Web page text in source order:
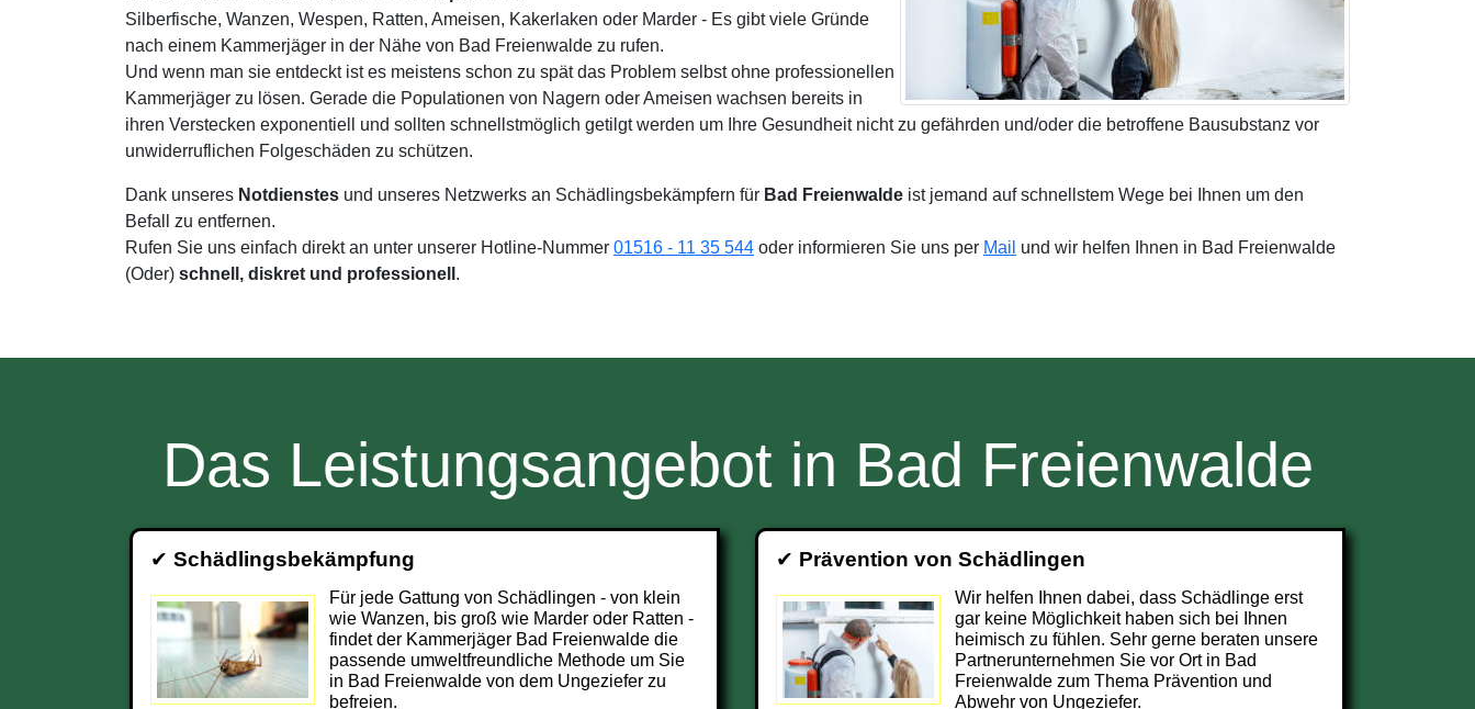
Silberfische, Wanzen, Wespen, Ratten, Ameisen, Kakerlaken oder Marder - Es gibt viele Gründe
nach einem Kammerjäger in der Nähe von Bad Freienwalde zu rufen.
Und wenn man sie entdeckt ist es meistens schon zu spät das Problem selbst ohne professionellen
Kammerjäger zu lösen. Gerade die Populationen von Nagern oder Ameisen wachsen bereits in
ihren Verstecken exponentiell und sollten schnellstmöglich getilgt werden um Ihre Gesundheit nicht zu gefährden und/oder die betroffene Bausubstanz vor
unwiderruflichen Folgeschäden zu schützen.
Dank unseres Notdienstes und unseres Netzwerks an Schädlingsbekämpfern für Bad Freienwalde ist jemand auf schnellstem Wege bei Ihnen um den
Befall zu entfernen.
Rufen Sie uns einfach direkt an unter unserer Hotline-Nummer 01516 - 11 35 544 oder informieren Sie uns per Mail und wir helfen Ihnen in Bad Freienwalde
(Oder) schnell, diskret und professionell .
Das Leistungsangebot in Bad Freienwalde
✔ Schädlingsbekämpfung
Für jede Gattung von Schädlingen - von klein
wie Wanzen, bis groß wie Marder oder Ratten -
findet der Kammerjäger Bad Freienwalde die
passende umweltfreundliche Methode um Sie
in Bad Freienwalde von dem Ungeziefer zu
befreien.
✔ Prävention von Schädlingen
Wir helfen Ihnen dabei, dass Schädlinge erst
gar keine Möglichkeit haben sich bei Ihnen
heimisch zu fühlen. Sehr gerne beraten unsere
Partnerunternehmen Sie vor Ort in Bad
Freienwalde zum Thema Prävention und
Abwehr von Ungeziefer.